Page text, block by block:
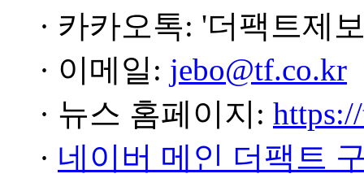
· 카카오톡: '더팩트제
· 이메일: jebo@tf.co.kr
· 뉴스 홈페이지:
· 네이버 메인 더팩트